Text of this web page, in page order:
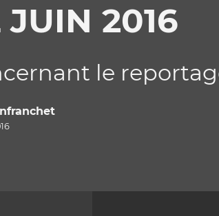
JUIN 2016
le